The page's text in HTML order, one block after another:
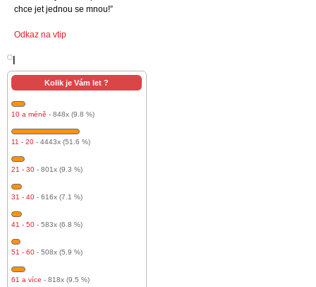
chce jet jednou se mnou!”
Odkaz na vtip
Kolik je Vám let ?
10 a méně - 848x (9.8 %)
11 - 20 - 4443x (51.6 %)
21 - 30 - 801x (9.3 %)
31 - 40 - 616x (7.1 %)
41 - 50 - 583x (6.8 %)
51 - 60 - 508x (5.9 %)
61 a více - 818x (9.5 %)